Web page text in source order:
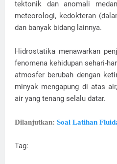
tektonik dan anomali
meteorologi, kedokteran
dan banyak bidang lainnya.
Hidrostatika menawarkan
fenomena kehidupan sehari-
atmosfer berubah dengan
minyak mengapung di atas
air yang tenang selalu datar.
Dilanjutkan: Soal Latihan
Tag: